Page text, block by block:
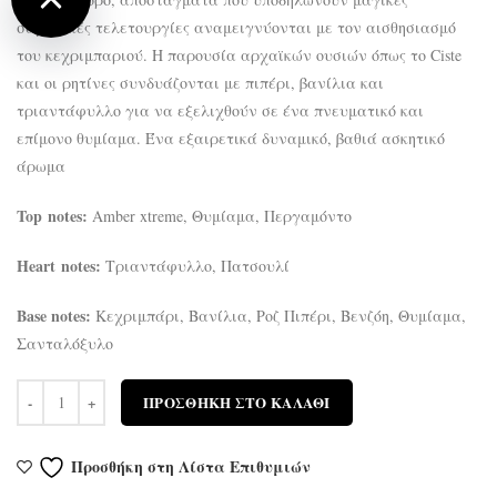
σαμανικές τελετουργίες αναμειγνύονται με τον αισθησιασμό
του κεχριμπαριού. Η παρουσία αρχαϊκών ουσιών όπως το Ciste
και οι ρητίνες συνδυάζονται με πιπέρι, βανίλια και
τριαντάφυλλο για να εξελιχθούν σε ένα πνευματικό και
επίμονο θυμίαμα. Ένα εξαιρετικά δυναμικό, βαθιά ασκητικό
άρωμα
Top notes: Amber xtreme, Θυμίαμα, Περγαμόντο
Heart notes: Τριαντάφυλλο, Πατσουλί
Base notes: Κεχριμπάρι, Βανίλια, Ροζ Πιπέρι, Βενζόη, Θυμίαμα,
Σανταλόξυλο
ΠΡΟΣΘΉΚΗ ΣΤΟ ΚΑΛΆΘΙ
Προσθήκη στη Λίστα Επιθυμιών